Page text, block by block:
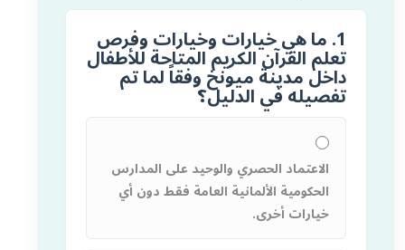
1. ما هي خيارات وخيارات وفرص
تعلم القرآن الكريم المتاحة للأطفال
داخل مدينة ميونخ وفقاً لما تم
تفصيله في الدليل؟
الاعتماد الحصري والوحيد على المدارس
الحكومية الألمانية العامة فقط دون أي
خيارات أخرى.